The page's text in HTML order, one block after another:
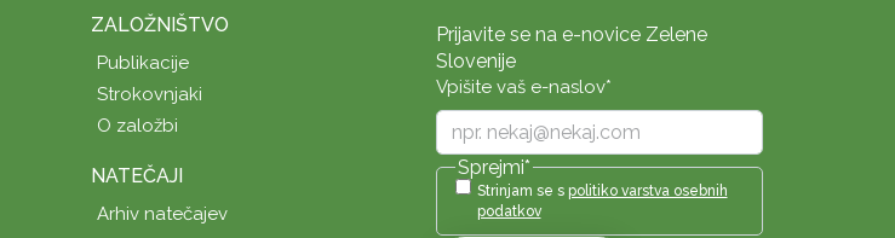
ZALOŽNIŠTVO
Publikacije
Strokovnjaki
O založbi
NATEČAJI
Arhiv natečajev
Prijavite se na e-novice Zelene
Slovenije
Vpišite vaš e-naslov*
Sprejmi*
Strinjam se s politiko varstva osebnih
podatkov